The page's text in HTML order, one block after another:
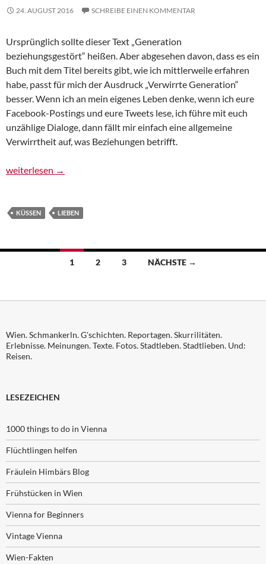
24. AUGUST 2016 SCHREIBE EINEN KOMMENTAR
Ursprünglich sollte dieser Text „Generation
beziehungsgestört“ heißen. Aber abgesehen davon, dass es ein
Buch mit dem Titel bereits gibt, wie ich mittlerweile erfahren
habe, passt für mich der Ausdruck „Verwirrte Generation“
besser. Wenn ich an mein eigenes Leben denke, wenn ich eure
Facebook-Postings und eure Tweets lese, ich führe mit euch
unzählige Dialoge, dann fällt mir einfach eine allgemeine
Verwirrtheit auf, was Beziehungen betrifft.
Verwirrte Generation
weiterlesen →
KÜSSEN LIEBEN
Beitragsnavigation
1 2 3 NÄCHSTE →
Wien. Schmankerln. G'schichten. Reportagen. Skurrilitäten.
Erlebnisse. Meinungen. Texte. Fotos. Stadtleben. Stadtlieben. Und:
Reisen.
LESEZEICHEN
1000 things to do in Vienna
Flüchtlingen helfen
Fräulein Himbärs Blog
Frühstücken in Wien
Vienna for Beginners
Vintage Vienna
Wien-Fakten